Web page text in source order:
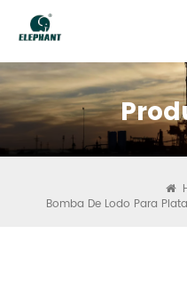
Bomba De Lodo Para